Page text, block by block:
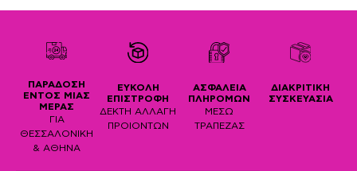
ΠΑΡΑΔΟΣΗ
ΕΝΤΟΣ ΜΙΑΣ
ΜΕΡΑΣ
ΓΙΑ
ΘΕΣΣΑΛΟΝΙΚΗ
& ΑΘΗΝΑ
ΕΥΚΟΛΗ
ΕΠΙΣΤΡΟΦΗ
ΔΕΚΤΗ ΑΛΛΑΓΗ
ΠΡΟΙΟΝΤΩΝ
ΑΣΦΑΛΕΙΑ
ΠΛΗΡΟΜΩΝ
ΜΕΣΩ
ΤΡΑΠΕΖΑΣ
ΔΙΑΚΡΙΤΙΚΗ
ΣΥΣΚΕΥΑΣΙΑ